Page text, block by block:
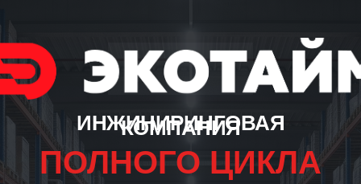
ИНЖИНИРИНГОВАЯ
КОМПАНИЯ
ПОЛНОГО ЦИКЛА